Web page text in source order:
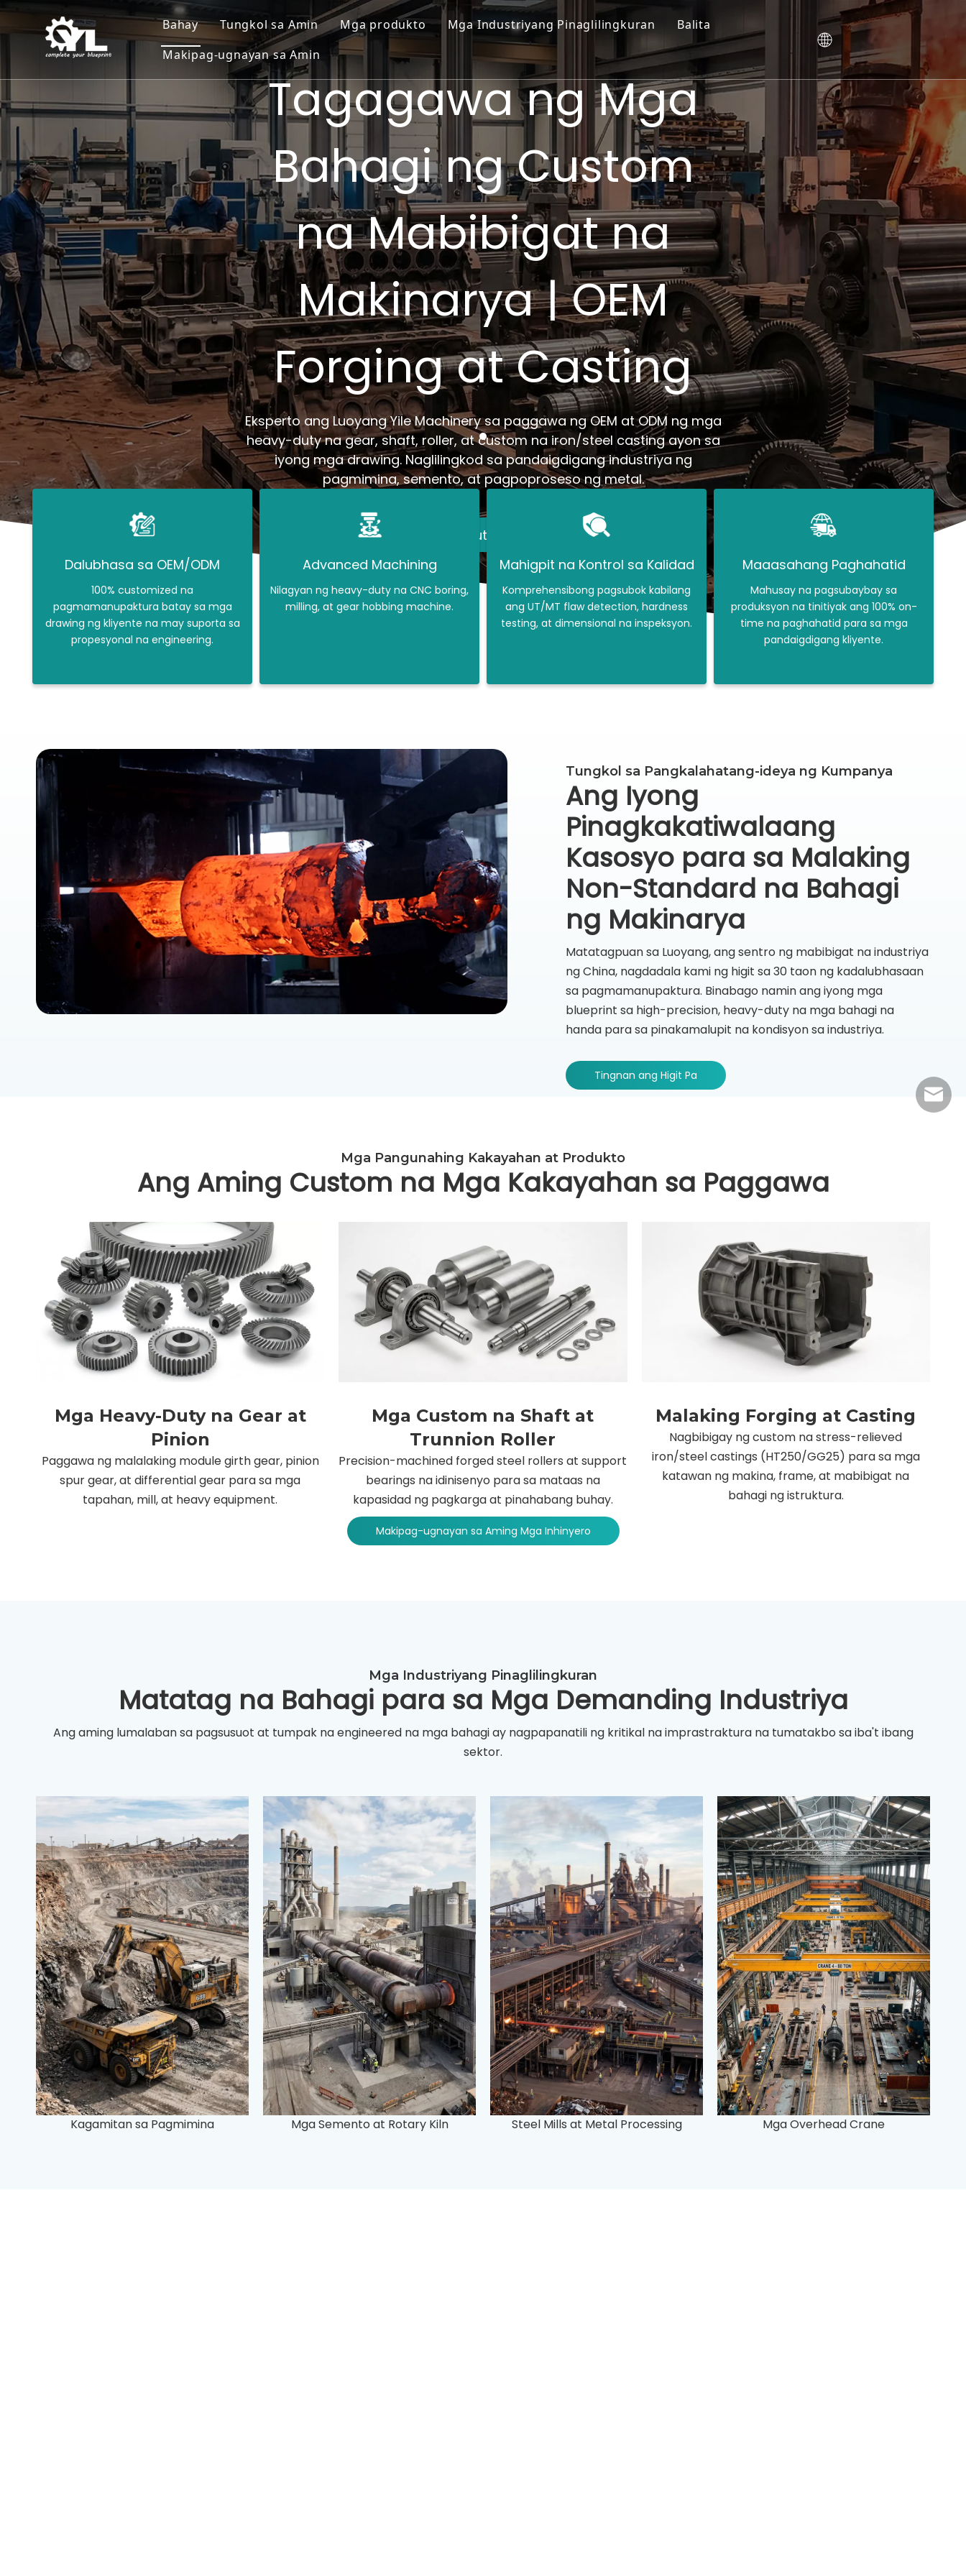
Bahay Tungkol sa Amin Mga produkto
Mga Gear at Pinion
Mga Shaft at Roller
Mga Casting at Forging
Bearings at Housings
Mga Gearbox at Reducer
Iba pang Mga Bahagi ng OEM
Mga Industriyang Pinaglilingkuran
Pagmimina at Semento
Langis at Gas
Power Plant
Pagproseso ng Bakal at Metal
Gilingan ng Asukal
Balita
Makipag-ugnayan sa Amin
Tagagawa ng Mga
Bahagi ng Custom
na Mabibigat na
Makinarya | OEM
Forging at Casting
Eksperto ang Luoyang Yile Machinery sa paggawa ng OEM at ODM ng mga
heavy-duty na gear, shaft, roller, at custom na iron/steel casting ayon sa
iyong mga drawing. Naglilingkod sa pandaigdigang industriya ng
pagmimina, semento, at pagpoproseso ng metal.
Matuto pa
Dalubhasa sa OEM/ODM
100% customized na
pagmamanupaktura batay sa mga
drawing ng kliyente na may suporta sa
propesyonal na engineering.
Advanced Machining
Nilagyan ng heavy-duty na CNC boring,
milling, at gear hobbing machine.
Mahigpit na Kontrol sa Kalidad
Komprehensibong pagsubok kabilang
ang UT/MT flaw detection, hardness
testing, at dimensional na inspeksyon.
Maaasahang Paghahatid
Mahusay na pagsubaybay sa
produksyon na tinitiyak ang 100% on-
time na paghahatid para sa mga
pandaigdigang kliyente.
Tungkol sa Pangkalahatang-ideya ng Kumpanya
Ang Iyong
Pinagkakatiwalaang
Kasosyo para sa Malaking
Non-Standard na Bahagi
ng Makinarya
Matatagpuan sa Luoyang, ang sentro ng mabibigat na industriya
ng China, nagdadala kami ng higit sa 30 taon ng kadalubhasaan
sa pagmamanupaktura. Binabago namin ang iyong mga
blueprint sa high-precision, heavy-duty na mga bahagi na
handa para sa pinakamalupit na kondisyon sa industriya.
Tingnan ang Higit Pa
Mga Pangunahing Kakayahan at Produkto
Ang Aming Custom na Mga Kakayahan sa Paggawa
Mga Heavy-Duty na Gear at
Pinion
Paggawa ng malalaking module girth gear, pinion
spur gear, at differential gear para sa mga
tapahan, mill, at heavy equipment.
Mga Custom na Shaft at
Trunnion Roller
Precision-machined forged steel rollers at support
bearings na idinisenyo para sa mataas na
kapasidad ng pagkarga at pinahabang buhay.
Malaking Forging at Casting
Nagbibigay ng custom na stress-relieved
iron/steel castings (HT250/GG25) para sa mga
katawan ng makina, frame, at mabibigat na
bahagi ng istruktura.
Makipag-ugnayan sa Aming Mga Inhinyero
Mga Industriyang Pinaglilingkuran
Matatag na Bahagi para sa Mga Demanding Industriya
Ang aming lumalaban sa pagsusuot at tumpak na engineered na mga bahagi ay nagpapanatili ng kritikal na imprastraktura na tumatakbo sa iba't ibang
sektor.
Kagamitan sa Pagmimina Mga Semento at Rotary Kiln Steel Mills at Metal Processing Mga Overhead Crane